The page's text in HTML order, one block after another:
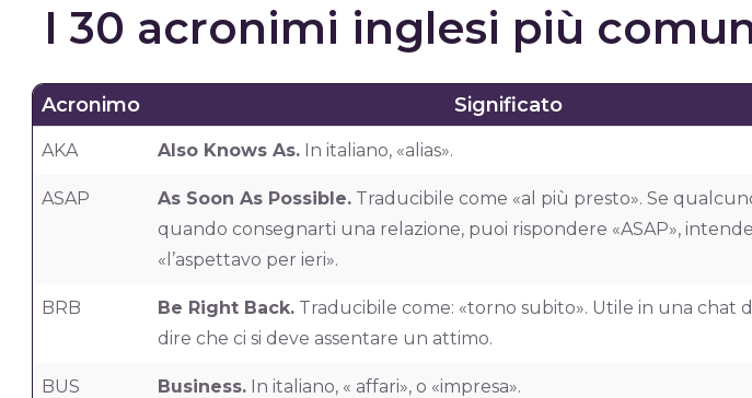
I 30 acronimi inglesi più
Acronimo Significato
AKA Also Knows As.In italiano, «alias».
ASAP As Soon As Possible.Traducibile come «al più presto». Se
quando consegnarti una relazione, puoi rispondere «ASAP»,
«l’aspettavo per ieri».
BRB Be Right Back.Traducibile come: «torno subito». Utile in una chat
dire che ci si deve assentare un attimo.
BUS Business.In italiano, « affari», o «impresa».